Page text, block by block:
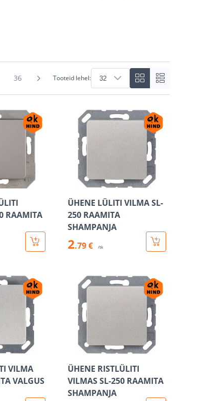
36 Tooteid lehel:
RAAMITA
ÜHENE LÜLITI VILMA SL-
250 RAAMITA
SHAMPANJA
2.79 € /tk
VILMA
VALGUS
ÜHENE RISTLÜLITI
VILMAS SL-250 RAAMITA
SHAMPANJA